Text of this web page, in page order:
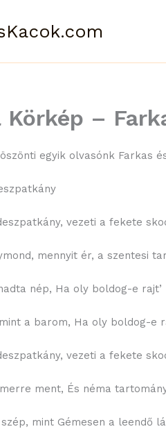
–
egyik olvasónk Farkas
vezeti a fekete
mennyit ér, a szentesi
nép, Ha oly boldog-e rajt’
a barom, Ha oly boldog-e
vezeti a fekete
ment, És néma
mint Gémesen a leendő